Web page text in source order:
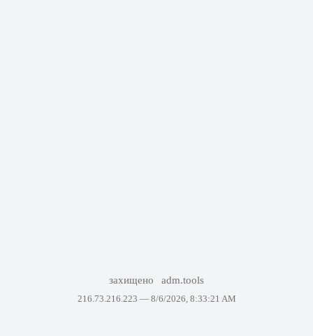
захищено adm.tools
216.73.216.223 — 8/6/2026, 8:33:21 AM